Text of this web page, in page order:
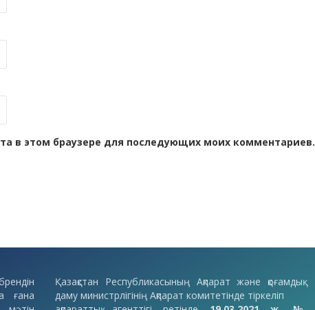
в этом браузере для последующих моих комментариев.
ғана
Қазақстан Республикасының Ақпарат және қоғамдық
даму министрлігінің Ақпарат комитетінде тіркеліп